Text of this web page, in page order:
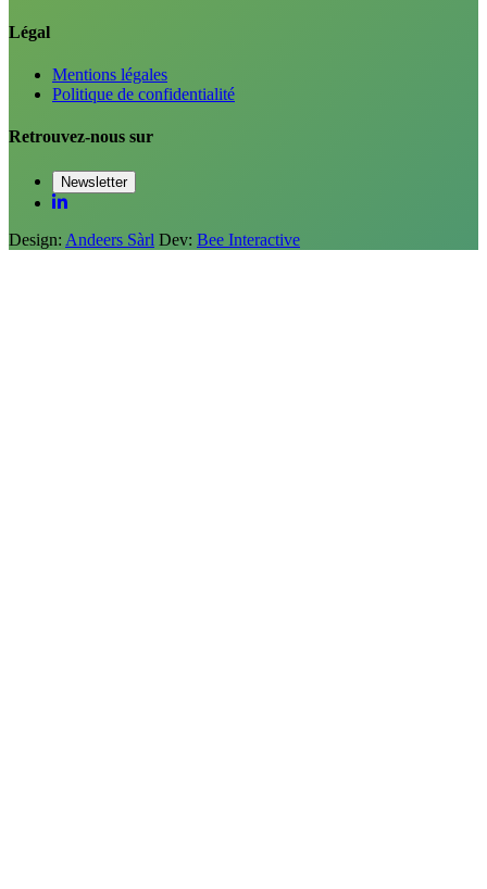
Légal
Mentions légales
Politique de confidentialité
Retrouvez-nous sur
Newsletter
Design: Andeers Sàrl Dev: Bee Interactive